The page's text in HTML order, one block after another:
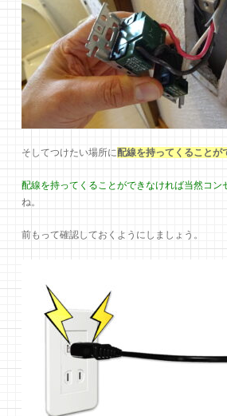
そしてつけたい場所に配線を持ってくることが
配線を持ってくることができなければ当然コン
ね。
前もって確認しておくようにしましょう。